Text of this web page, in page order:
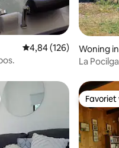
Gemiddelde
4,84 (126)
Woning
La